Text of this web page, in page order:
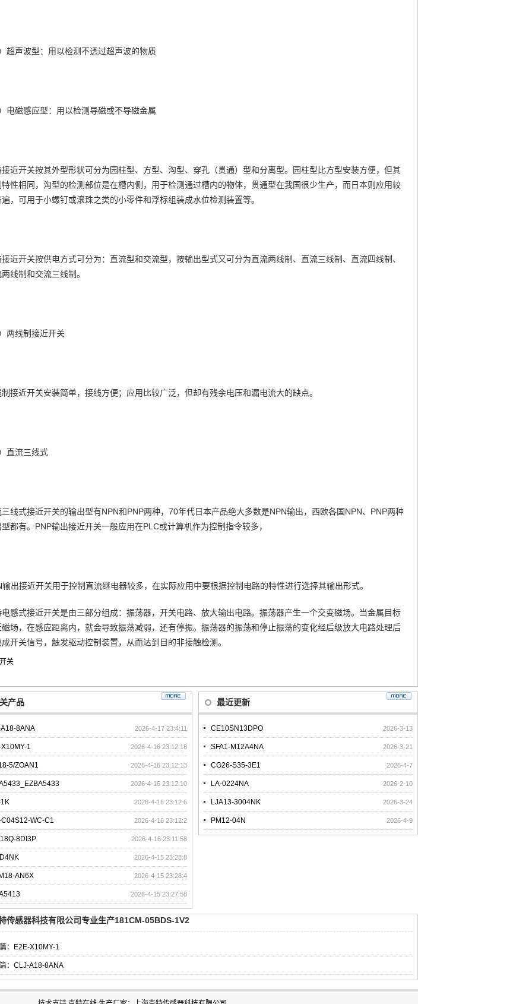
）超声波型：用以检测不透过超声波的物质
）电磁感应型：用以检测导磁或不导磁金属
接近开关按其外型形状可分为园柱型、方型、沟型、穿孔（贯通）型和分离型。园柱型比方型安装方便，但其
特性相同，沟型的检测部位是在槽内侧，用于检测通过槽内的物体，贯通型在我国很少生产，而日本则应用较
遍，可用于小螺钉或滚珠之类的小零件和浮标组装成水位检测装置等。
接近开关按供电方式可分为：直流型和交流型，按输出型式又可分为直流两线制、直流三线制、直流四线制、
线制和交流三线制。
）两线制接近开关
接近开关安装简单，接线方便；应用比较广泛，但却有残余电压和漏电流大的缺点。
）直流三线式
三线式接近开关的输出型有NPN和PNP两种，70年代日本产品绝大多数是NPN输出，西欧各国NPN、PNP两种
都有。PNP输出接近开关一般应用在PLC或计算机作为控制指令较多，
输出接近开关用于控制直流继电器较多，在实际应用中要根据控制电路的特性进行选择其输出形式。
电感式接近开关是由三部分组成：振荡器，开关电路、放大输出电路。振荡器产生一个交变磁场。当金属目标
磁场，在感应距离内，就会导致振荡减弱，还有停振。振荡器的振荡和停止振荡的变化经后级放大电路处理后
开关信号，触发驱动控制装置，从而达到目的非接触检测。
关
产品
2026-4-17 23:4:11
8ANA
2026-4-16 23:12:18
X10MY-1
2026-4-16 23:12:13
5/ZOAN1
2026-4-16 23:12:10
2026-4-16 23:12:6
2026-4-16 23:12:2
C04S12-WC-C1
2026-4-16 23:11:58
8DI3P
2026-4-15 23:28:8
2026-4-15 23:28:4
AN6X
2026-4-15 23:27:58
最近更新
2026-3-13
CE10SN13DPO
2026-3-21
SFA1-M12A4NA
2026-4-7
CG26-S35-3E1
2026-2-10
LA-0224NA
2026-3-24
LJA13-3004NK
2026-4-9
PM12-04N
特传感器科技有限公司专业生产181CM-05BDS-1V2
： E2E-X10MY-1
： CLJ-A18-8ANA